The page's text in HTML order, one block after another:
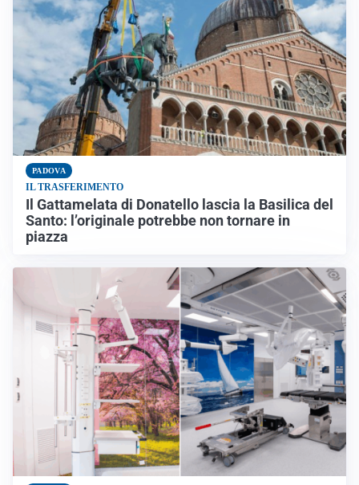
PADOVA
IL TRASFERIMENTO
Il Gattamelata di Donatello lascia la Basilica del
Santo: l’originale potrebbe non tornare in
piazza